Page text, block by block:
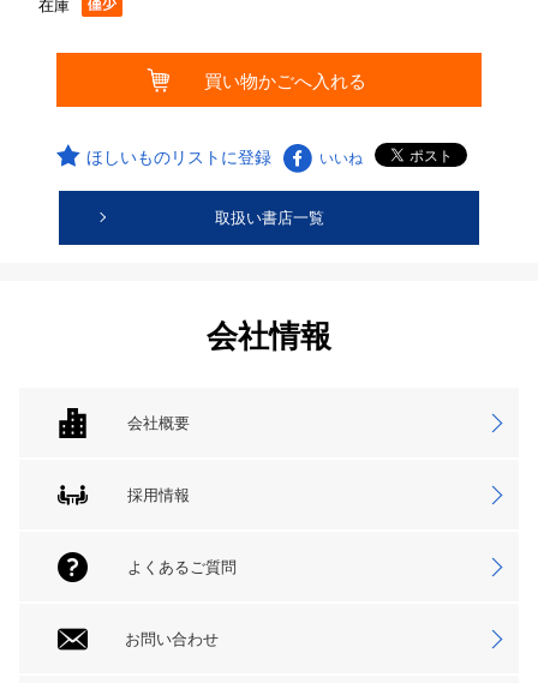
在庫
ほしいものリストに登録 いいね
取扱い書店一覧
会社情報
会社概要
採用情報
よくあるご質問
お問い合わせ